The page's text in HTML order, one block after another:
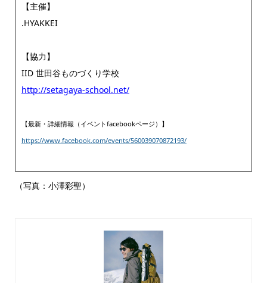
【主催】
.HYAKKEI
【協力】
IID 世田谷ものづくり学校
http://setagaya-school.net/
【最新・詳細情報（イベントfacebookページ）】
https://www.facebook.com/events/560039070872193/
（写真：小澤彩聖）